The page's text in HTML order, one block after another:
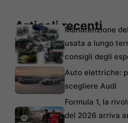
Articoli recenti
Manutenzione
usata a lungo
consigli degli
Auto elettriche:
scegliere Audi
Formula 1, la
del 2026 arriva